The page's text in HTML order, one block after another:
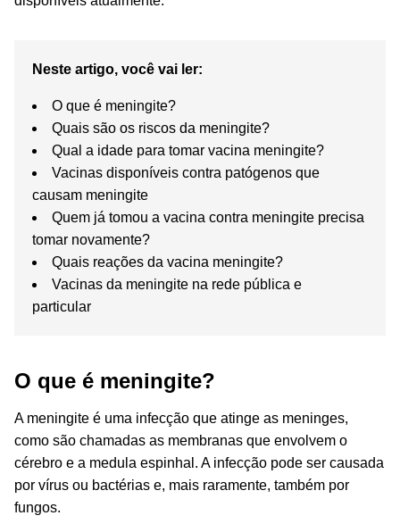
Neste artigo, você vai ler:
O que é meningite?
Quais são os riscos da meningite?
Qual a idade para tomar vacina meningite?
Vacinas disponíveis contra patógenos que
causam meningite
Quem já tomou a vacina contra meningite precisa
tomar novamente?
Quais reações da vacina meningite?
Vacinas da meningite na rede pública e
particular
O que é meningite?
A meningite é uma infecção que atinge as meninges,
como são chamadas as membranas que envolvem o
cérebro e a medula espinhal. A infecção pode ser causada
por vírus ou bactérias e, mais raramente, também por
fungos.